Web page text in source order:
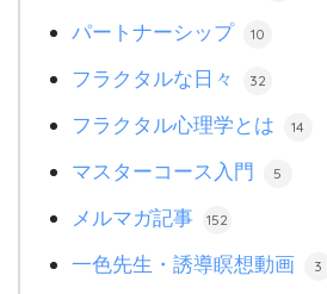
パートナーシップ 10
フラクタルな日々 32
フラクタル心理学とは 14
マスターコース入門 5
メルマガ記事 152
一色先生・誘導瞑想動画 3